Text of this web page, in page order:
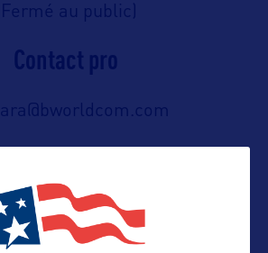
(Fermé au public)
Contact pro
grand public